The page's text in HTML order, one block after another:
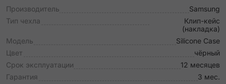
Производитель
Samsung
Тип чехла
Клип-кейс
(накладка)
Модель
Silicone Case
Цвет
чёрный
Срок эксплуатации
12 месяцев
Гарантия
3 мес.